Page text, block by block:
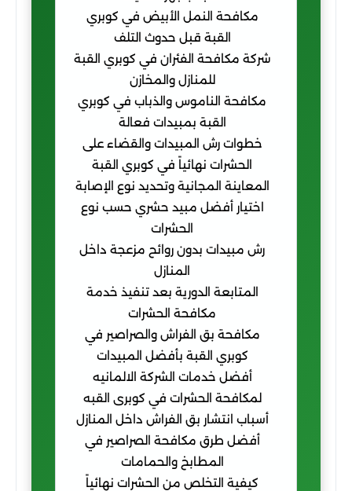
مكافحة النمل الأبيض في كوبري
القبة قبل حدوث التلف
شركة مكافحة الفئران في كوبري القبة
للمنازل والمخازن
مكافحة الناموس والذباب في كوبري
القبة بمبيدات فعالة
خطوات رش المبيدات والقضاء على
الحشرات نهائياً في كوبري القبة
المعاينة المجانية وتحديد نوع الإصابة
اختيار أفضل مبيد حشري حسب نوع
الحشرات
رش مبيدات بدون روائح مزعجة داخل
المنازل
المتابعة الدورية بعد تنفيذ خدمة
مكافحة الحشرات
مكافحة بق الفراش والصراصير في
كوبري القبة بأفضل المبيدات
أفضل خدمات الشركة الالمانيه
لمكافحة الحشرات في كوبرى القبه
أسباب انتشار بق الفراش داخل المنازل
أفضل طرق مكافحة الصراصير في
المطابخ والحمامات
كيفية التخلص من الحشرات نهائياً